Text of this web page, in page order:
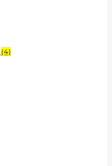
(4)